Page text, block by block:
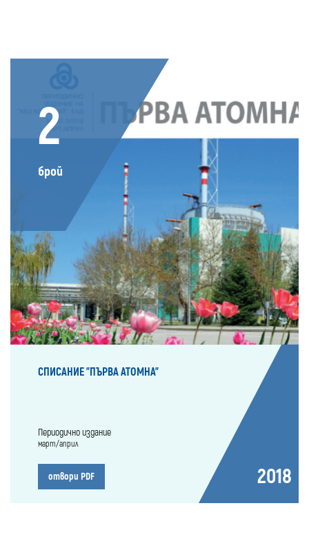
2
брой
СПИСАНИЕ "ПЪРВА АТОМНА"
Периодично издание
март/април
отвори PDF 2018